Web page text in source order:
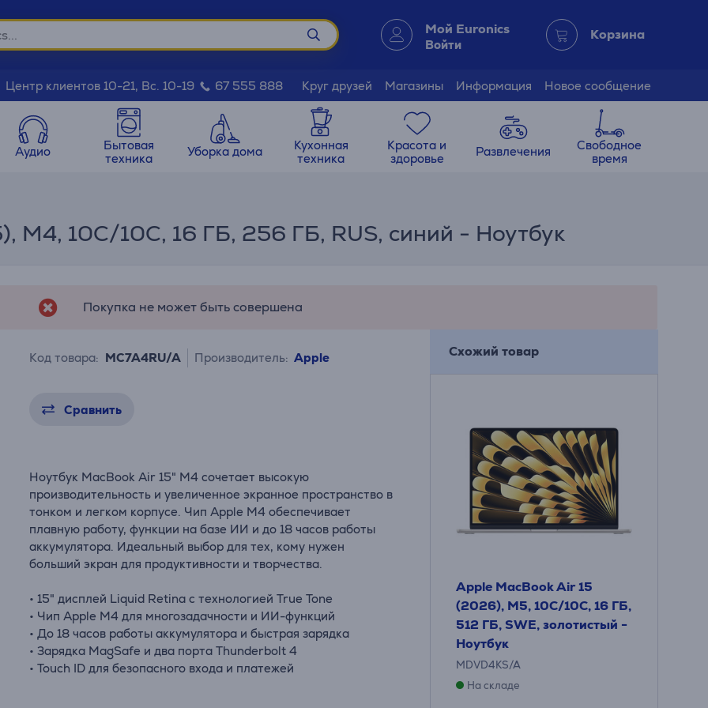
Мой Euronics
Войти
Корзина
Центр клиентов 10-21, Вс. 10-19 67 555 888 Круг друзей Магазины Информация Новое сообщение
Аудио
Бытовая
техника
Уборка дома
Кухонная
техника
Красота и
здоровье
Развлечения
Свободное
время
M4, 10C/10C, 16 ГБ, 256 ГБ, RUS, синий - Ноутбук
Покупка не может быть совершена
Код товара: MC7A4RU/A Производитель: Apple
Сравнить
Ноутбук MacBook Air 15" M4 сочетает высокую
производительность и увеличенное экранное пространство в
тонком и легком корпусе. Чип Apple M4 обеспечивает
плавную работу, функции на базе ИИ и до 18 часов работы
аккумулятора. Идеальный выбор для тех, кому нужен
больший экран для продуктивности и творчества.
• 15" дисплей Liquid Retina с технологией True Tone
• Чип Apple M4 для многозадачности и ИИ-функций
• До 18 часов работы аккумулятора и быстрая зарядка
• Зарядка MagSafe и два порта Thunderbolt 4
• Touch ID для безопасного входа и платежей
Схожий товар
Apple MacBook Air 15
(2026), M5, 10C/10C, 16 ГБ,
512 ГБ, SWE, золотистый -
Ноутбук
MDVD4KS/A
На складе